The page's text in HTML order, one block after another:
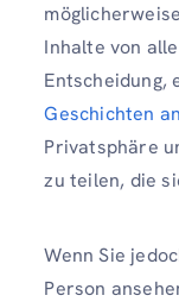
Inhalte von
Entscheidung,
Geschichten an
Privatsphäre
zu teilen, die
Wenn Sie
Person